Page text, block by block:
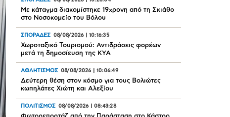
Mε κάταγμα διακομίστηκε 19χρονη από τη Σκιάθο
στο Νοσοκομείο του Βόλου
ΣΠΟΡΑΔΕΣ 08/08/2026 10:16:35
Χωροταξικό Τουρισμού: Αντιδράσεις φορέων
μετά τη δημοσίευση της ΚΥΑ
ΑΘΛΗΤΙΣΜΟΣ 08/08/2026 10:06:49
Δεύτερη θέση στον κόσμο για τους Βολιώτες
κωπηλάτες Χιώτη και Αλεξίου
ΠΟΛΙΤΙΣΜΟΣ 08/08/2026 08:43:28